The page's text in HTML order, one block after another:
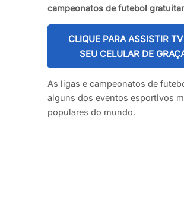
campeonatos de futebol
CLIQUE PARA ASSISTIR
SEU CELULAR DE
As ligas e campeonatos de
alguns dos eventos esportivos
populares do mundo.